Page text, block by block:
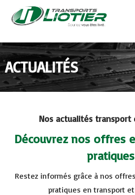
ACTUALITÉS
Nos actualités
Découvrez nos offres
pratiques
Restez informés grâce à nos
pratiques en transport